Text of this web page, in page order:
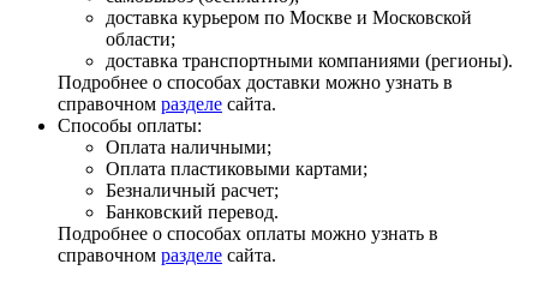
доставка курьером по Москве и Московской
области;
доставка транспортными компаниями (регионы).
Подробнее о способах доставки можно узнать в
справочном разделе сайта.
Способы оплаты:
Оплата наличными;
Оплата пластиковыми картами;
Безналичный расчет;
Банковский перевод.
Подробнее о способах оплаты можно узнать в
справочном разделе сайта.